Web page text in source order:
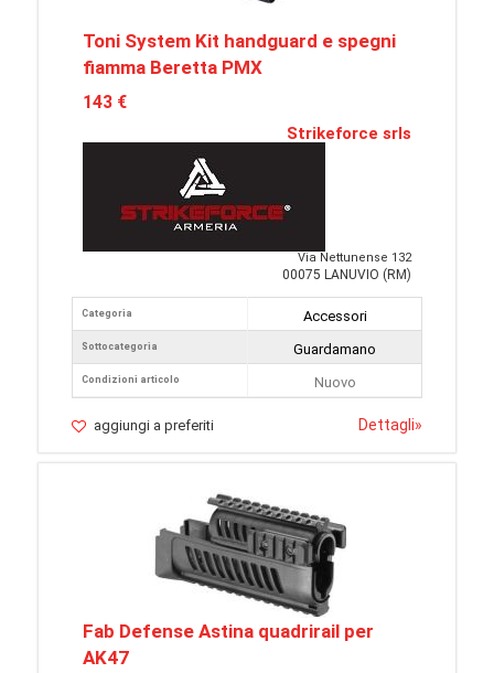
Toni System Kit handguard e spegni
fiamma Beretta PMX
143 €
Strikeforce srls
Via Nettunense 132
00075 LANUVIO (RM)
Categoria
Sottocategoria
Condizioni articolo
Accessori
Guardamano
Nuovo
aggiungi a preferiti Dettagli»
Fab Defense Astina quadrirail per
AK47